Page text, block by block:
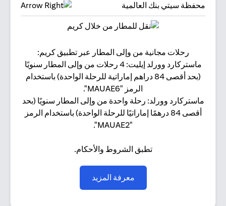
محفظة سيتي بنك العالمية
رحلات مجانية من وإلى المطار عبر تطبيق كريم:
ماستركارد وورلد إيليت: 4 رحلات من وإلى المطار سنويًا
(بحد أقصى 84 دراهم إماراتية للرحلة الواحدة) باستخدام
الرمز "MAUAE6".
ماستركارد وورلد: رحلة واحدة من وإلى المطار سنويًا (بحد
أقصى 84 درهمًا إماراتيًا للرحلة الواحدة) باستخدام الرمز
"MAUAE2".
تطبق الشروط والأحكام.
معرفة المزيد